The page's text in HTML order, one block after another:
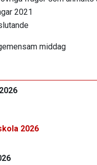
2021
middag
2026